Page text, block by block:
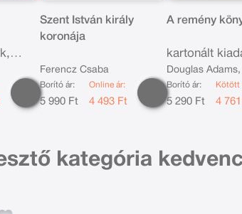
Szent István király
koronája
Ferencz Csaba
Borító ár:
5 990 Ft
Online ár:
4 493 Ft
A remény
kartonált
Douglas
Goodall
Borító ár:
5 290 Ft
Kötött
4
kategória